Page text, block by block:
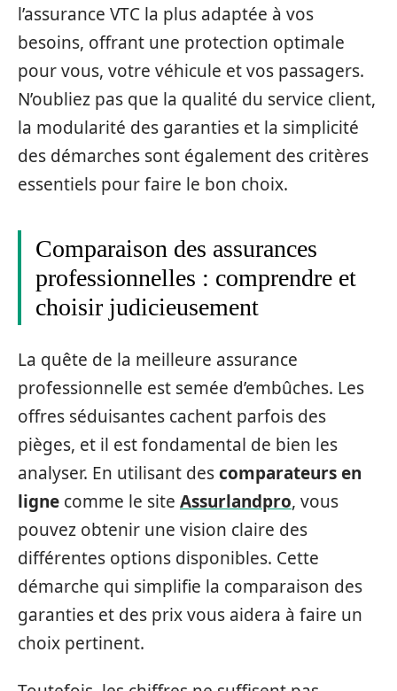
l’assurance VTC la plus adaptée à vos
besoins, offrant une protection optimale
pour vous, votre véhicule et vos passagers.
N’oubliez pas que la qualité du service client,
la modularité des garanties et la simplicité
des démarches sont également des critères
essentiels pour faire le bon choix.
Comparaison des assurances
professionnelles : comprendre et
choisir judicieusement
La quête de la meilleure assurance
professionnelle est semée d’embûches. Les
offres séduisantes cachent parfois des
pièges, et il est fondamental de bien les
analyser. En utilisant descomparateurs en
ligne comme le site Assurlandpro, vous
pouvez obtenir une vision claire des
différentes options disponibles. Cette
démarche qui simplifie la comparaison des
garanties et des prix vous aidera à faire un
choix pertinent.